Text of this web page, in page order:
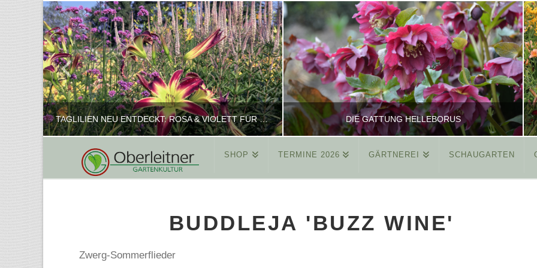
TAGLILIEN NEU ENTDECKT: ROSA & VIOLETT FÜR ROMANTISCHE PFLANZKOMBINATIONEN
REINHARD
FEBRUAR 16, 2025
DIE GATTUNG HELLEBORUS
REINHARD
MÄRZ 26, 2015
SHOP TERMINE 2026 GÄRTNEREI SCHAUGARTEN
BUDDLEJA 'BUZZ WINE'
Zwerg-Sommerflieder